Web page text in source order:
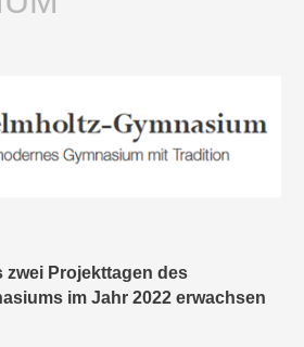
zwei Projekttagen des
im Jahr 2022 erwachsen